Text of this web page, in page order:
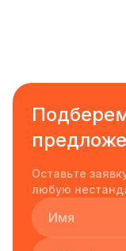
Оставьте
любую